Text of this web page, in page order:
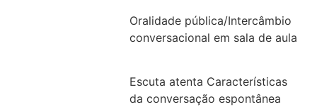
Oralidade pública/Intercâmbio
conversacional em sala de aula
Escuta atenta Características
da conversação espontânea